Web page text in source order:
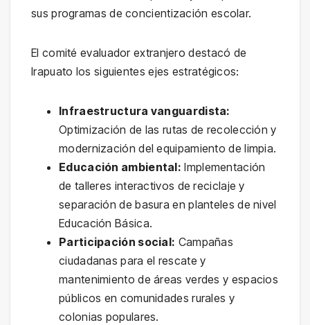
sus programas de concientización escolar.
El comité evaluador extranjero destacó de
Irapuato los siguientes ejes estratégicos:
Infraestructura vanguardista:
Optimización de las rutas de recolección y
modernización del equipamiento de limpia.
Educación ambiental: Implementación
de talleres interactivos de reciclaje y
separación de basura en planteles de nivel
Educación Básica.
Participación social: Campañas
ciudadanas para el rescate y
mantenimiento de áreas verdes y espacios
públicos en comunidades rurales y
colonias populares.